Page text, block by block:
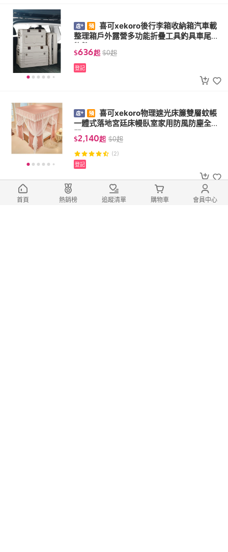
喜可xekoro後行李箱收納箱汽車載
整理箱戶外露營多功能折疊工具釣具車尾儲
$636起 $0起
登記
喜可xekoro物理遮光床簾雙層蚊帳
一體式落地宮廷床幔臥室家用防風防塵全封
閉
$2,140起 $0起
(2)
登記
首頁 熱銷榜 追蹤清單 購物車 會員中心